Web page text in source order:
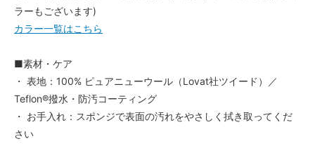
ラーもございます)
カラー一覧はこちら
■素材・ケア
・ 表地：100% ピュアニューウール（Lovat社ツイード）／
Teflon®撥水・防汚コーティング
・ お手入れ：スポンジで表面の汚れをやさしく拭き取ってくだ
さい